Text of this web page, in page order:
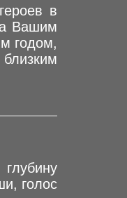
в
Вашим
годом,
голос